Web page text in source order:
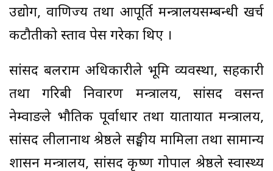
उद्योग, वाणिज्य तथा आपूर्ति मन्त्रालयसम्बन्धी खर्च
कटौतीको प्रस्ताव पेस गरेका थिए ।
सांसद बलराम अधिकारीले भूमि व्यवस्था, सहकारी
तथा गरिबी निवारण मन्त्रालय, सांसद वसन्त
नेम्वाङले भौतिक पूर्वाधार तथा यातायात मन्त्रालय,
सांसद लीलानाथ श्रेष्ठले सङ्घीय मामिला तथा सामान्य
प्रशासन मन्त्रालय, सांसद कृष्ण गोपाल श्रेष्ठले स्वास्थ्य